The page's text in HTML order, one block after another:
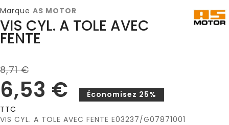
Marque AS MOTOR
VIS CYL. A TOLE AVEC
FENTE
8,71 €
6,53 €
Économisez 25%
TTC
VIS CYL. A TOLE AVEC FENTE E03237/G07871001